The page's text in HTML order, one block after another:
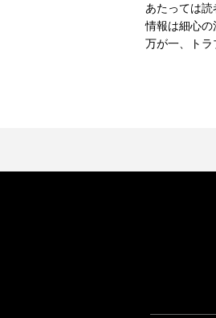
あたっては
情報は細心の
万が一、トラ